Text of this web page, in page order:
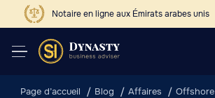
Notaire en ligne aux Émirats arabes unis
Page d’accueil Blog Affaires Offshore